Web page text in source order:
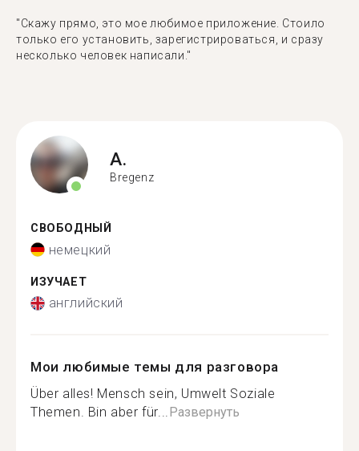
"Скажу прямо, это мое любимое приложение. Стоило
только его установить, зарегистрироваться, и сразу
несколько человек написали."
A.
Bregenz
СВОБОДНЫЙ
немецкий
ИЗУЧАЕТ
английский
Мои любимые темы для разговора
Über alles! Mensch sein, Umwelt Soziale
Themen. Bin aber für...Развернуть